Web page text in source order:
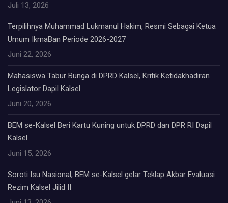
Juli 13, 2026
Terpilihnya Muhammad Lukmanul Hakim, Resmi Sebagai Ketua
Umum IkmaBan Periode 2026-2027
Juni 22, 2026
Mahasiswa Tabur Bunga di DPRD Kalsel, Kritik Ketidakhadiran
Legislator Dapil Kalsel
Juni 20, 2026
BEM se-Kalsel Beri Kartu Kuning untuk DPRD dan DPR RI Dapil
Kalsel
Juni 15, 2026
Soroti Isu Nasional, BEM se-Kalsel gelar Teklap Akbar Evaluasi
Rezim Kalsel Jilid II